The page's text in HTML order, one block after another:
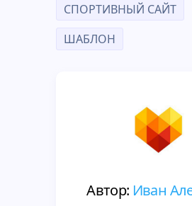
СПОРТИВНЫЙ САЙТ
ШАБЛОН
Автор: Иван